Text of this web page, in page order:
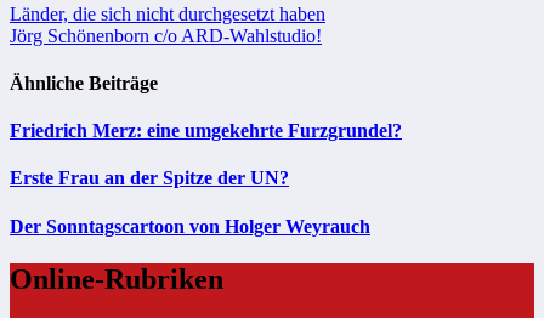
Beitragsnavigation
Länder, die sich nicht durchgesetzt haben
Jörg Schönenborn c/o ARD-Wahlstudio!
Ähnliche Beiträge
Friedrich Merz: eine umgekehrte Furzgrundel?
Erste Frau an der Spitze der UN?
Der Sonntagscartoon von Holger Weyrauch
Online-Rubriken